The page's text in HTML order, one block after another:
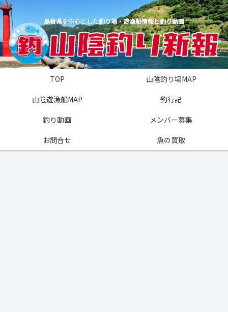
島根県を中心とした釣り場・遊漁船情報と釣り動画
TOP
山陰釣り場MAP
山陰遊漁船MAP
釣行記
釣り動画
メンバー募集
お問合せ
魚の買取